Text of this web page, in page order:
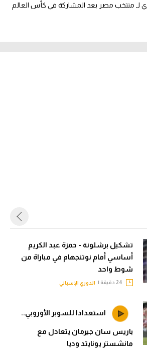
لـ منتخب مصر بعد المشاركة في كأس العالم
تشكيل برشلونة - حمزة عبد الكريم
أساسي أمام نوتنجهام في مباراة من
شوط واحد
الدوري الإسباني
استعدادا للسوبر الأوروبي..
باريس سان جيرمان يتعادل مع
مانشستر يونايتد وديا